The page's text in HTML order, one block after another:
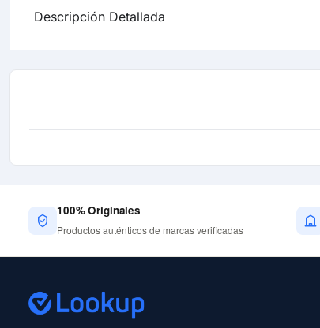
Descripción Detallada
100% Originales
Productos auténticos de marcas verificadas